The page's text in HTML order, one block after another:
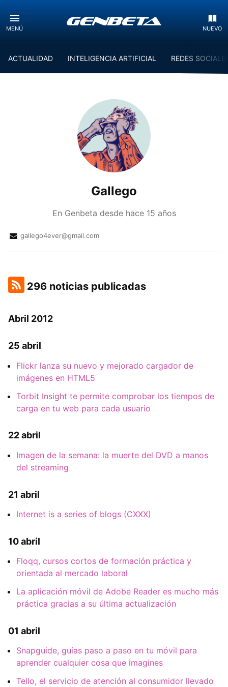
MENÚ NUEVO
ACTUALIDAD INTELIGENCIA ARTIFICIAL REDES
Gallego
En Genbeta desde hace 15 años
gallego4ever@gmail.com
296 noticias publicadas
Abril 2012
25 abril
Flickr lanza su nuevo y mejorado cargador de
imágenes en HTML5
Torbit Insight te permite comprobar los tiempos de
carga en tu web para cada usuario
22 abril
Imagen de la semana: la muerte del DVD a manos
del streaming
21 abril
Internet is a series of blogs (CXXX)
10 abril
Floqq, cursos cortos de formación práctica y
orientada al mercado laboral
La aplicación móvil de Adobe Reader es mucho más
práctica gracias a su última actualización
01 abril
Snapguide, guías paso a paso en tu móvil para
aprender cualquier cosa que imagines
Tello, el servicio de atención al consumidor llevado